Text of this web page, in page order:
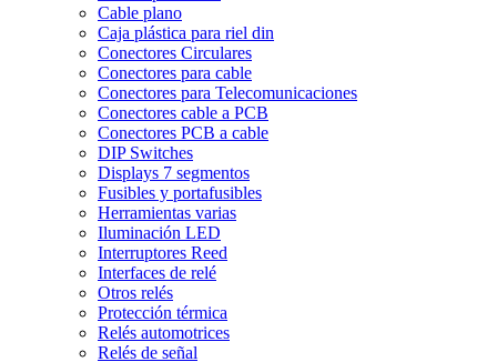
Cable plano
Caja plástica para riel din
Conectores Circulares
Conectores para cable
Conectores para Telecomunicaciones
Conectores cable a PCB
Conectores PCB a cable
DIP Switches
Displays 7 segmentos
Fusibles y portafusibles
Herramientas varias
Iluminación LED
Interruptores Reed
Interfaces de relé
Otros relés
Protección térmica
Relés automotrices
Relés de señal